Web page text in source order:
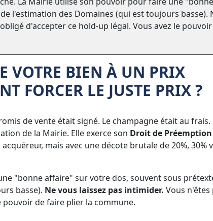
l'estimation des Domaines (qui est toujours basse).
d'accepter ce hold-up légal. Vous avez le
VOTRE BIEN À UN PRIX
FORCER LE JUSTE PRIX ?
de vente était signé. Le champagne était au frais.
de la Mairie. Elle exerce son Droit de
mais avec une décote brutale de 20%, 30%
"bonne affaire" sur votre dos, souvent sous
basse). Ne vous laissez pas intimider. Vous n'êtes
pouvoir de faire plier la commune.